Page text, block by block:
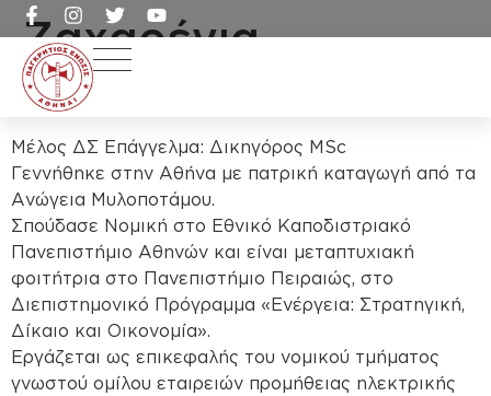
Ζαχαρένια
Ανδρεαδάκη
Μέλος ΔΣ Επάγγελμα: Δικηγόρος MSc
Γεννήθηκε στην Αθήνα με πατρική καταγωγή από τα
Ανώγεια Μυλοποτάμου.
Σπούδασε Νομική στο Εθνικό Καποδιστριακό
Πανεπιστήμιο Αθηνών και είναι μεταπτυχιακή
φοιτήτρια στο Πανεπιστήμιο Πειραιώς, στο
Διεπιστημονικό Πρόγραμμα «Ενέργεια: Στρατηγική,
Δίκαιο και Οικονομία».
Εργάζεται ως επικεφαλής του νομικού τμήματος
γνωστού ομίλου εταιρειών προμήθειας ηλεκτρικής